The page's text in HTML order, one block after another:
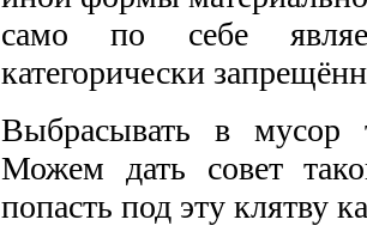
само по себе
категорически
Выбрасывать в мусор
Можем дать совет
попасть под эту клятву